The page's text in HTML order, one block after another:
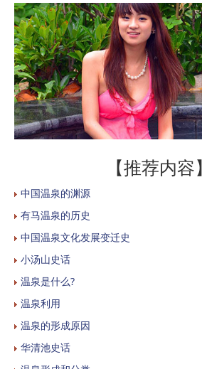
【推荐内容】
中国温泉的渊源
有马温泉的历史
中国温泉文化发展变迁史
小汤山史话
温泉是什么?
温泉利用
温泉的形成原因
华清池史话